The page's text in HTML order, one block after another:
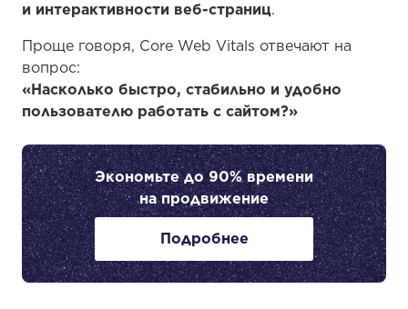
и интерактивности веб-страниц.
Проще говоря, Core Web Vitals отвечают на
вопрос:
«Насколько быстро, стабильно и удобно
пользователю работать с сайтом?»
Экономьте до 90% времени
на продвижение
Подробнее